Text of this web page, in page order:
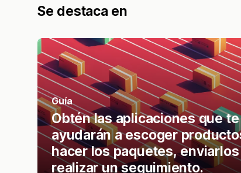
Se destaca en
Guía
Obtén las aplicaciones que te
ayudarán a escoger
hacer los paquetes,
realizar un seguimiento.